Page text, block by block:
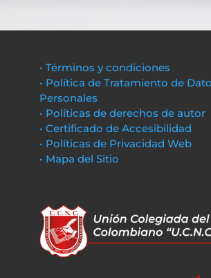
• Términos y condiciones
• Política de Tratamiento de
Personales
• Políticas de derechos de autor
• Certificado de Accesibilidad
• Políticas de Privacidad Web
• Mapa del Sitio